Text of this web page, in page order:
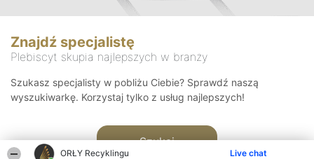
ORŁY Recyklingu Live chat
Znajdź specjalistę
Plebiscyt skupia najlepszych w branży
Szukasz specjalisty w pobliżu Ciebie? Sprawdź naszą
wyszukiwarkę. Korzystaj tylko z usług najlepszych!
Szukaj